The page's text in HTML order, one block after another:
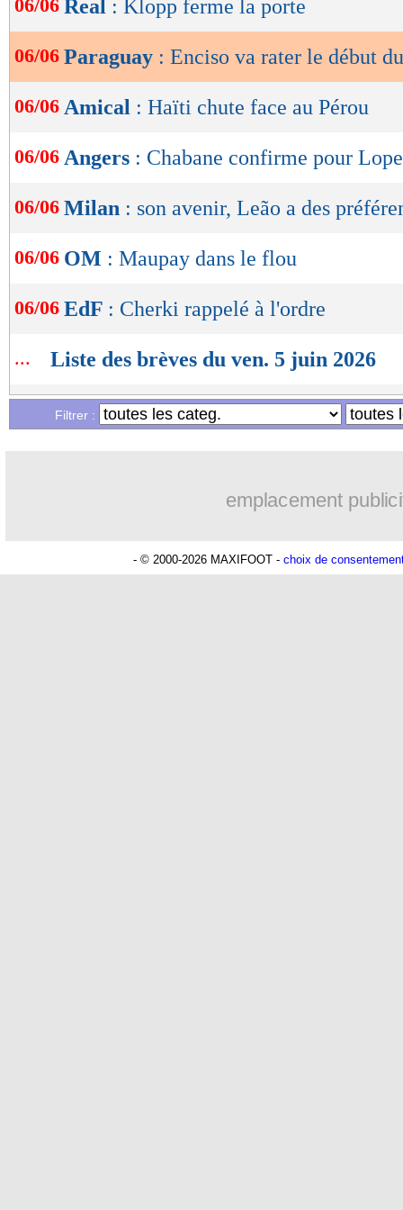
de
OK
06/06 Real : Klopp ferme la porte
06/06 Paraguay : Enciso va rater le début
06/06 Amical : Haïti chute face au Pérou
06/06 Angers : Chabane confirme pour
06/06 Milan : son avenir, Leão a des
06/06 OM : Maupay dans le flou
06/06 EdF : Cherki rappelé à l'ordre
... Liste des brèves du ven. 5 juin 2026
Liste des brèves du jeu. 4 juin 2026
Filtrer :
emplacement
- © 2000-2026 MAXIFOOT - choix de